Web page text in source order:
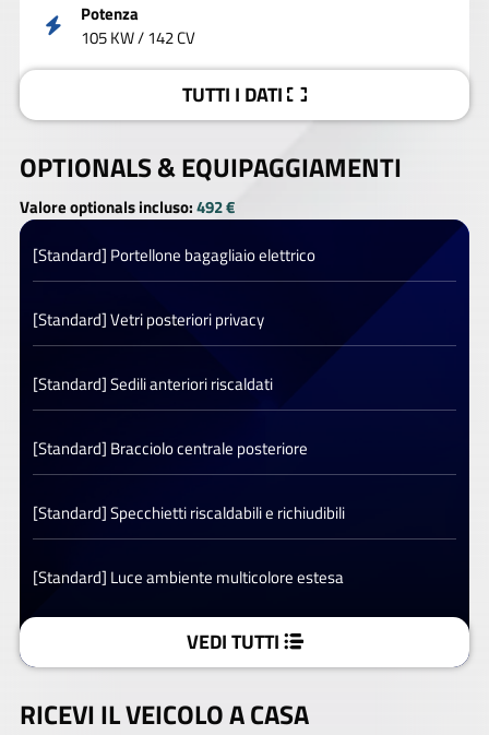
Potenza
105 KW / 142 CV
TUTTI I DATI
OPTIONALS &EQUIPAGGIAMENTI
Valore optionals incluso:492 €
[Standard] Portellone bagagliaio elettrico
[Standard] Vetri posteriori privacy
[Standard] Sedili anteriori riscaldati
[Standard] Bracciolo centrale posteriore
[Standard] Specchietti riscaldabili e richiudibili
[Standard] Luce ambiente multicolore estesa
VEDI TUTTI
RICEVI IL VEICOLO A CASA